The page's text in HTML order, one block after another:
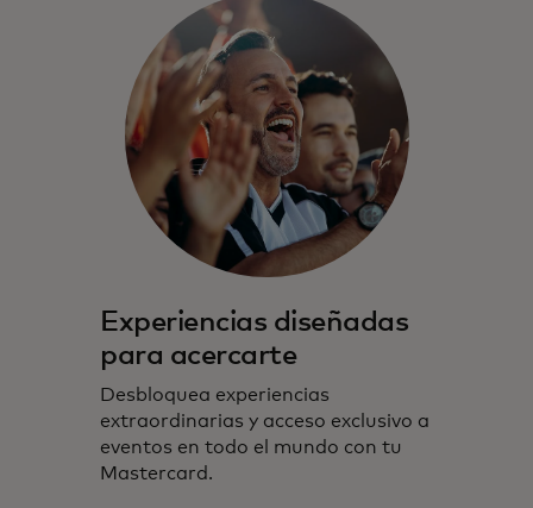
Experiencias diseñadas
para acercarte
Desbloquea experiencias
extraordinarias y acceso exclusivo a
eventos en todo el mundo con tu
Mastercard.